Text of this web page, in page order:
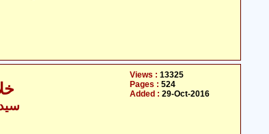
-
Views : 13325
Pages : 524
Added : 29-Oct-2016